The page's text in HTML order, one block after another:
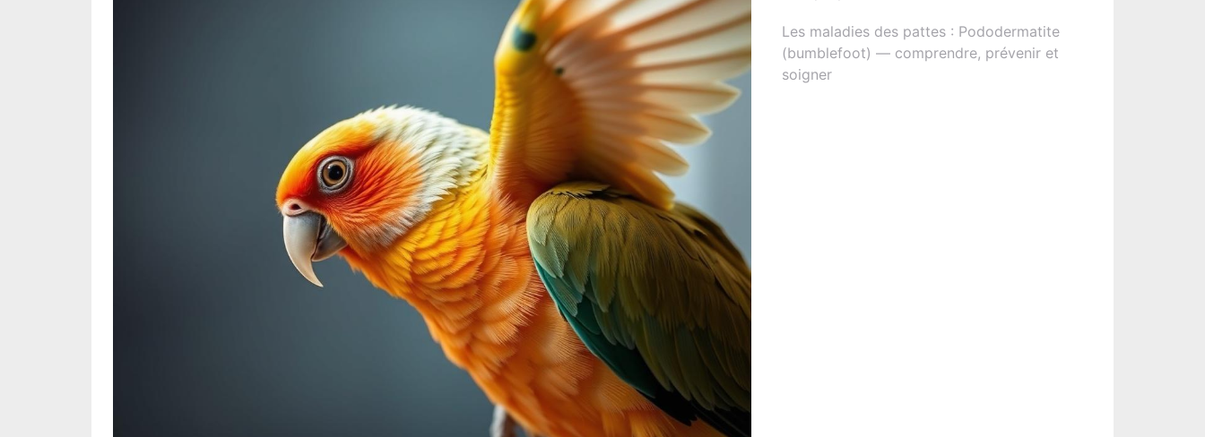
Les maladies des pattes : Pododermatite
(bumblefoot) — comprendre, prévenir et
soigner